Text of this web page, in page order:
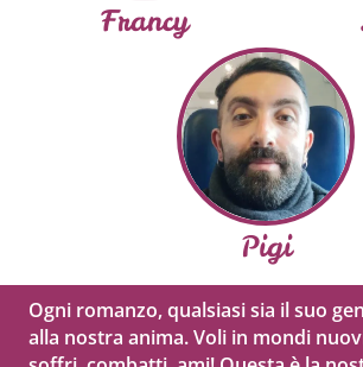
Francy
Pigi
Ogni romanzo, qualsiasi sia il suo
alla nostra anima. Voli in mondi